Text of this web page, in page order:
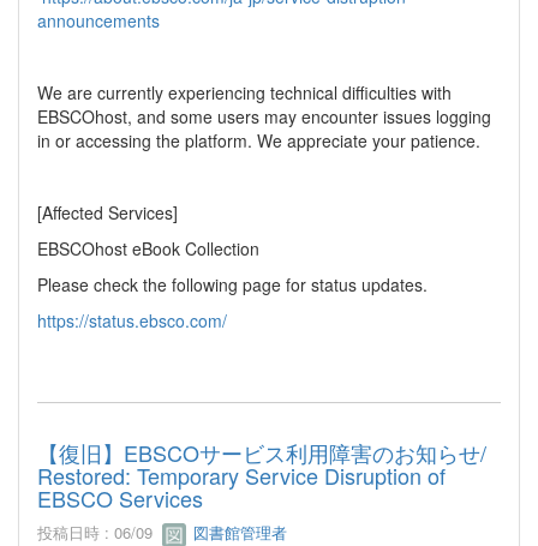
announcements
We are currently experiencing technical difficulties with
EBSCOhost, and some users may encounter issues logging
in or accessing the platform. We appreciate your patience.
[Affected Services]
EBSCOhost eBook Collection
Please check the following page for status updates.
https://status.ebsco.com/
【復旧】EBSCOサービス利用障害のお知らせ/
Restored: Temporary Service Disruption of
EBSCO Services
投稿日時 : 06/09 図書館管理者